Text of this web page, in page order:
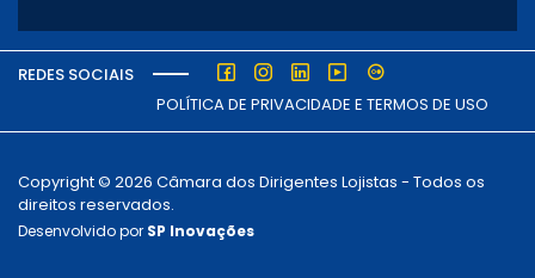
REDES SOCIAIS
POLÍTICA DE PRIVACIDADE E TERMOS DE USO
Copyright © 2026 Câmara dos Dirigentes Lojistas - Todos os
direitos reservados.
Desenvolvido por SP Inovações